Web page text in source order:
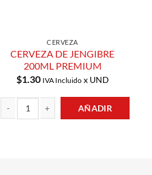
CERVEZA
CERVEZA DE JENGIBRE
200ML PREMIUM
$1.30 IVA Incluidox UND
AÑADIR